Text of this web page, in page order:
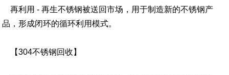
再利用 - 再生不锈钢被送回市场，用于制造新的不锈钢产
品，形成闭环的循环利用模式。
【304不锈钢回收】